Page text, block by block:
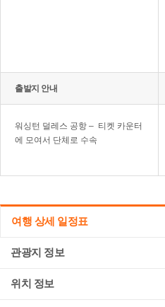
출발지 안내
워싱턴 덜레스 공항 – 티켓 카운터
에 모여서 단체로 수속
여행 상세 일정표
관광지 정보
위치 정보